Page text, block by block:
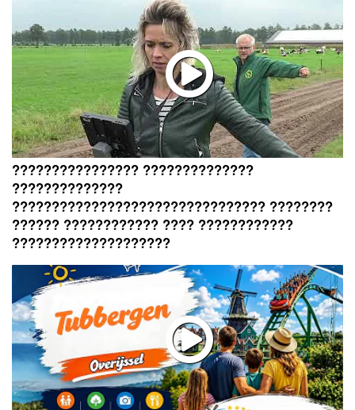
???????????????? ??????????????
??????????????
???????????????????????????????? ????????
?????? ???????????? ???? ????????????
????????????????????